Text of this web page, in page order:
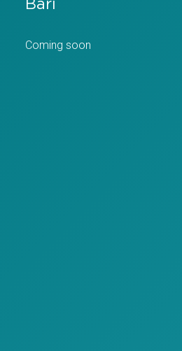
Bari
Coming soon